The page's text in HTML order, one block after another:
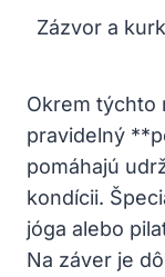
Zázvor a
Okrem týchto
pravidelný
pomáhajú
kondícii.
jóga alebo
Na záver je